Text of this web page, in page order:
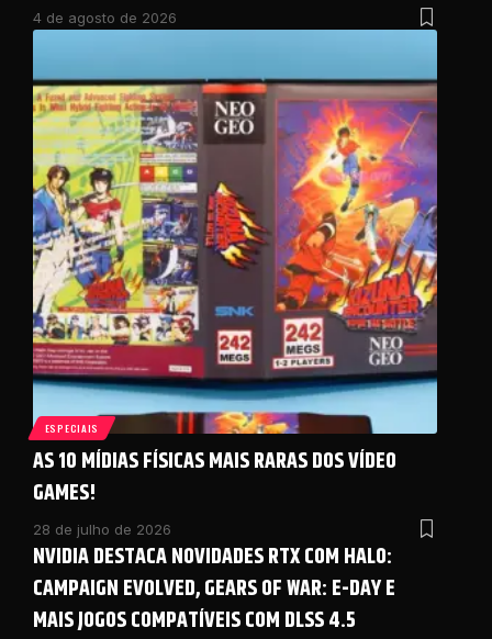
4 de agosto de 2026
ESPECIAIS
AS 10 MÍDIAS FÍSICAS MAIS RARAS DOS VÍDEO
GAMES!
28 de julho de 2026
NVIDIA DESTACA NOVIDADES RTX COM HALO:
CAMPAIGN EVOLVED, GEARS OF WAR: E-DAY E
MAIS JOGOS COMPATÍVEIS COM DLSS 4.5